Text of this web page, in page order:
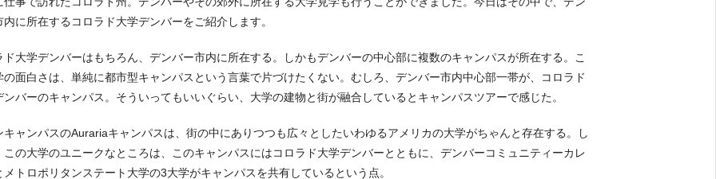
内に所在するコロラド大学デンバーをご紹介します。
ド大学デンバーはもちろん、デンバー市内に所在する。しかもデンバーの中心部に複数のキャンパスが所在する。こ
の面白さは、単純に都市型キャンパスという言葉で片づけたくない。むしろ、デンバー市内中心部一帯が、コロラド
ンバーのキャンパス。そういってもいいぐらい、大学の建物と街が融合しているとキャンパスツアーで感じた。
キャンパスのAurariaキャンパスは、街の中にありつつも広々としたいわゆるアメリカの大学がちゃんと存在する。し
この大学のユニークなところは、このキャンパスにはコロラド大学デンバーとともに、デンバーコミュニティーカレ
メトロポリタンステート大学の3大学がキャンパスを共有しているという点。